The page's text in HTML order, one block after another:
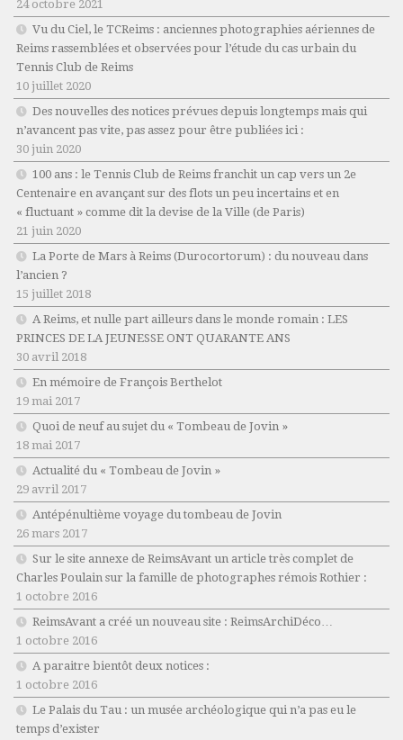
24 octobre 2021
Vu du Ciel, le TCReims : anciennes photographies aériennes de
Reims rassemblées et observées pour l’étude du cas urbain du
Tennis Club de Reims
10 juillet 2020
Des nouvelles des notices prévues depuis longtemps mais qui
n’avancent pas vite, pas assez pour être publiées ici :
30 juin 2020
100 ans : le Tennis Club de Reims franchit un cap vers un 2e
Centenaire en avançant sur des flots un peu incertains et en
« fluctuant » comme dit la devise de la Ville (de Paris)
21 juin 2020
La Porte de Mars à Reims (Durocortorum) : du nouveau dans
l’ancien ?
15 juillet 2018
A Reims, et nulle part ailleurs dans le monde romain : LES
PRINCES DE LA JEUNESSE ONT QUARANTE ANS
30 avril 2018
En mémoire de François Berthelot
19 mai 2017
Quoi de neuf au sujet du « Tombeau de Jovin »
18 mai 2017
Actualité du « Tombeau de Jovin »
29 avril 2017
Antépénultième voyage du tombeau de Jovin
26 mars 2017
Sur le site annexe de ReimsAvant un article très complet de
Charles Poulain sur la famille de photographes rémois Rothier :
1 octobre 2016
ReimsAvant a créé un nouveau site : ReimsArchiDéco…
1 octobre 2016
A paraitre bientôt deux notices :
1 octobre 2016
Le Palais du Tau : un musée archéologique qui n’a pas eu le
temps d’exister